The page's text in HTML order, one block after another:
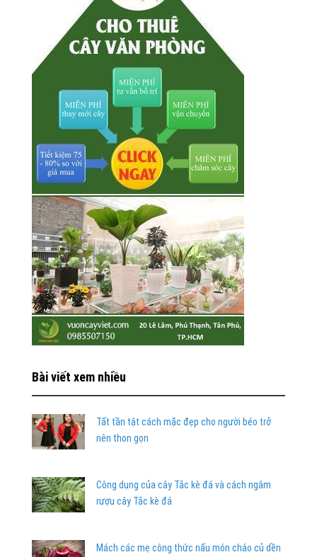
Bài viết xem nhiều
Tất tần tật cách mặc đẹp cho người béo trở
nên thon gọn
Công dụng của cây Tắc kè đá và cách ngâm
rượu cây Tắc kè đá
Mách các mẹ công thức nấu món cháo củ dền